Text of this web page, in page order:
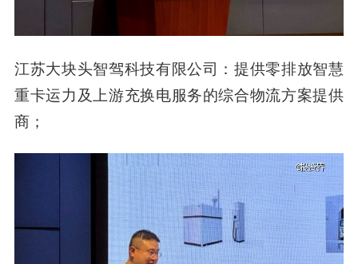
江苏大块头智驾科技有限公司：提供零排放智慧
重卡运力及上游充换电服务的综合物流方案提供
商；